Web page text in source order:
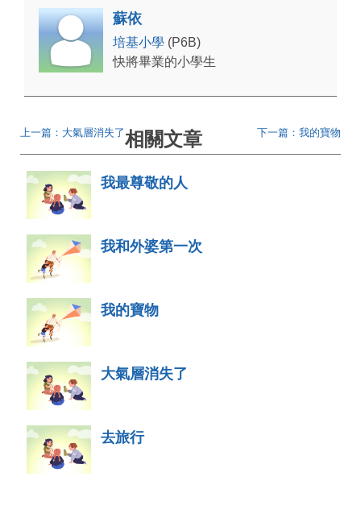
蘇依
培基小學 (P6B)
快將畢業的小學生
上一篇：大氣層消失了 下一篇：我的寶物
相關文章
我最尊敬的人
我和外婆第一次
我的寶物
大氣層消失了
去旅行